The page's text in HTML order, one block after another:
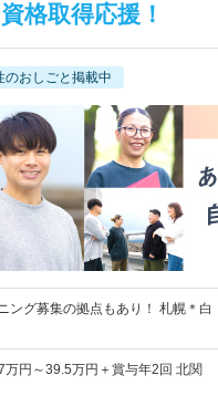
格取得応援！
のおしごと掲載中
グ募集の拠点もあり！ 札幌＊白
円～39.5万円＋賞与年2回 北関